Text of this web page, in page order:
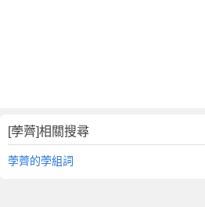
[荸薺]相關搜尋
荸薺的荸組詞